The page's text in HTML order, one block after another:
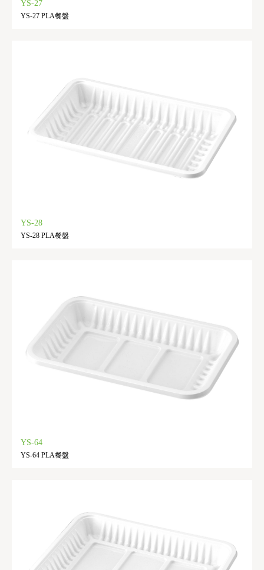
YS-27
YS-27 PLA餐盤
YS-28
YS-28 PLA餐盤
YS-64
YS-64 PLA餐盤